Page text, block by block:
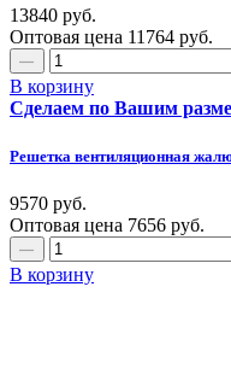
13840 руб.
Оптовая цена 11764 руб.
В корзину
Сделаем по Вашим
Решетка вентиляционная
9570 руб.
Оптовая цена 7656 руб.
В корзину